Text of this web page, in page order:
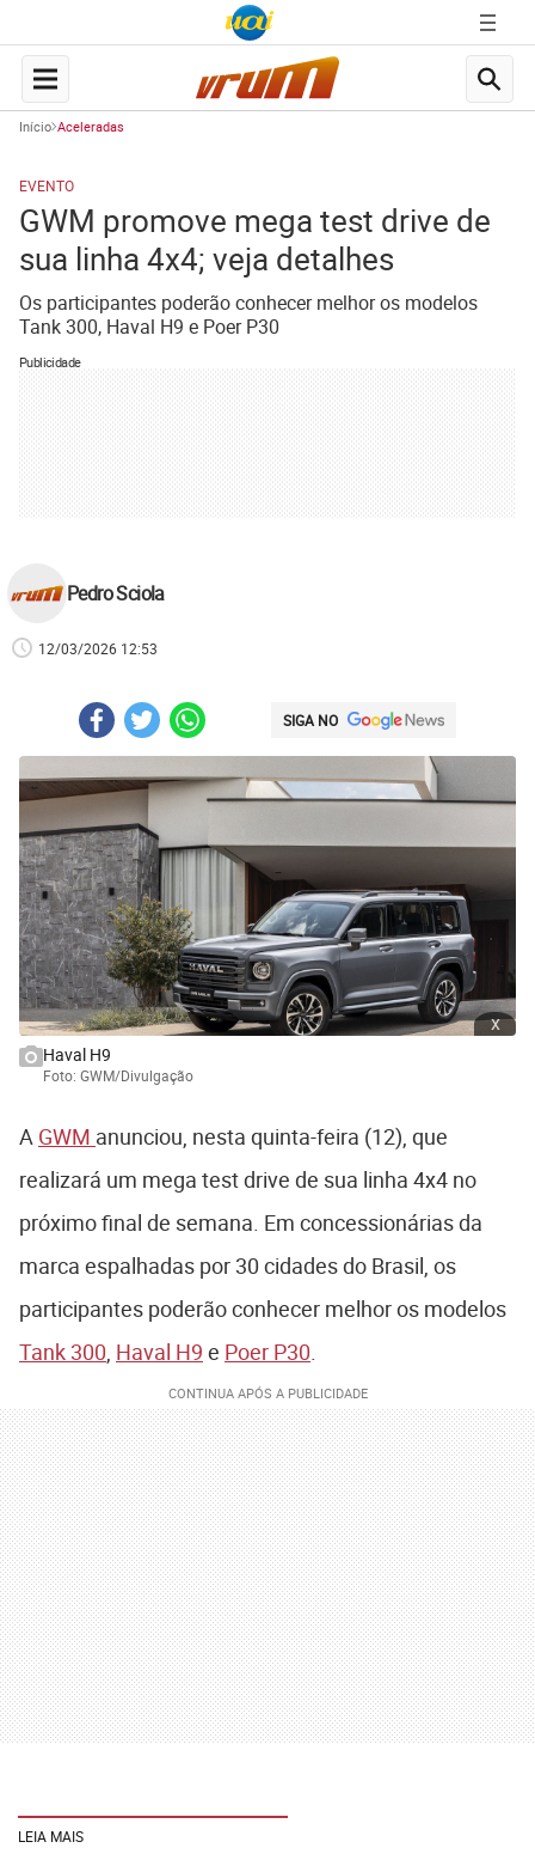
Início Aceleradas
EVENTO
GWM promove mega test drive de
sua linha 4x4; veja detalhes
Os participantes poderão conhecer melhor os modelos
Tank 300, Haval H9 e Poer P30
Publicidade
Pedro Sciola
12/03/2026 12:53
SIGA NO
x
Haval H9
Foto: GWM/Divulgação
A GWM anunciou, nesta quinta-feira (12), que
realizará um mega test drive de sua linha 4x4 no
próximo final de semana. Em concessionárias da
marca espalhadas por 30 cidades do Brasil, os
participantes poderão conhecer melhor os modelos
Tank 300 Haval H9 e Poer P30
LEIA MAIS